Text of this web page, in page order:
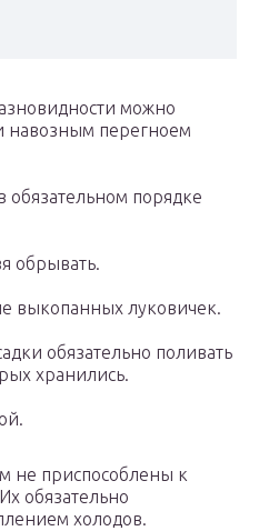
можно
навозным перегноем
порядке
обрывать.
выкопанных луковичек.
обязательно поливать
хранились.
не приспособлены к
обязательно
холодов.